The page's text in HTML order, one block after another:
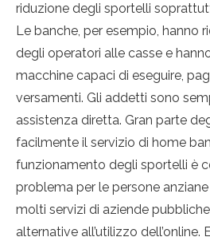
riduzione degli sportelli
Le banche, per esempio, hanno
degli operatori alle casse e
macchine capaci di eseguire,
versamenti. Gli addetti sono
assistenza diretta. Gran parte
facilmente il servizio di home
funzionamento degli sportelli è
problema per le persone
molti servizi di aziende
alternative all’utilizzo dell’online.